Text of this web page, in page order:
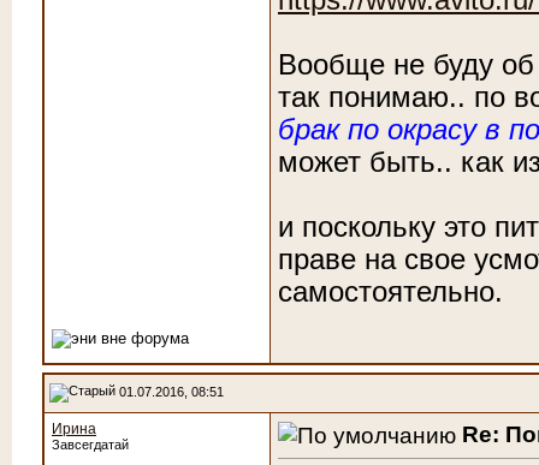
Вообще не буду
так понимаю.. по
брак по окрасу в
может быть.. как
и поскольку это
праве на свое
самостоятельно.
01.07.2016, 08:51
Ирина
Завсегдатай
Re: